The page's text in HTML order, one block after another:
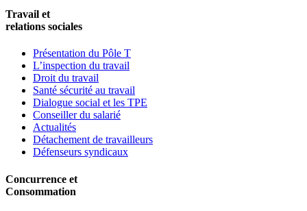
Travail et
relations sociales
Présentation du Pôle T
L’inspection du travail
Droit du travail
Santé sécurité au travail
Dialogue social et les TPE
Conseiller du salarié
Actualités
Détachement de travailleurs
Défenseurs syndicaux
Concurrence et
Consommation